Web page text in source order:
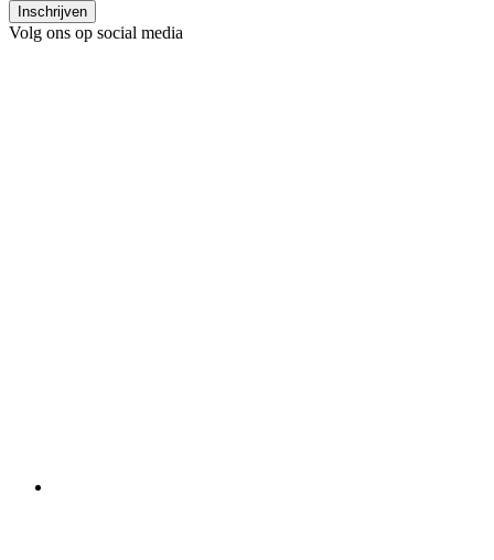
Inschrijven
Volg ons op social media